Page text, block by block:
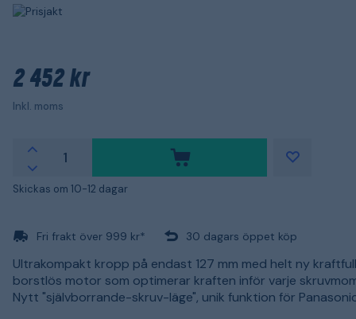
2 452 kr
Inkl. moms
Skickas om 10-12 dagar
Fri frakt över 999 kr* 30 dagars öppet köp
Ultrakompakt kropp på endast 127 mm med helt ny
borstlös motor som optimerar kraften inför varje
Nytt "självborrande-skruv-läge", unik funktion för